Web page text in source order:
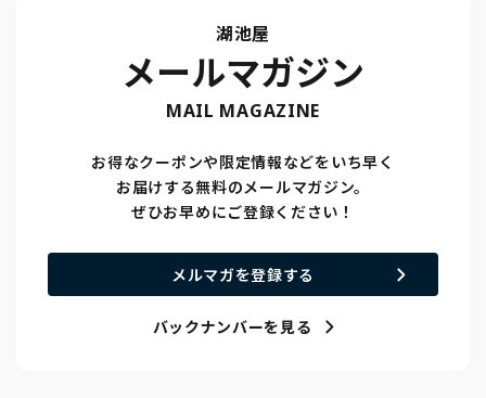
湖池屋
メールマガジン
MAIL MAGAZINE
お得なクーポンや限定情報などをいち早く
お届けする無料のメールマガジン。
ぜひお早めにご登録ください！
メルマガを登録する
バックナンバーを見る